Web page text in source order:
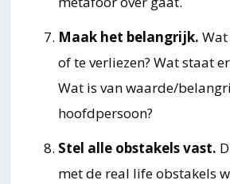
Maak het belangrijk.
of te verliezen? Wat staat
Wat is van waarde/
hoofdpersoon?
Stel alle obstakels vast.
met de real life obstakels